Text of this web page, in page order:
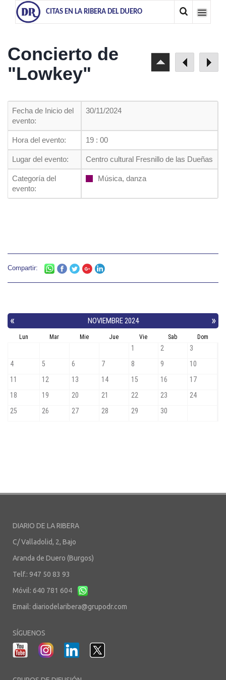
CITAS EN LA RIBERA DEL DUERO
Concierto de
"Lowkey"
Fecha de Inicio del
evento:
30/11/2024
Hora del evento: 19 : 00
Lugar del evento: Centro cultural Fresnillo de las Dueñas
Categoría del
evento:
Música, danza
Compartir:
DIARIO DE LA RIBERA
C/ Valladolid, 2, Bajo
Aranda de Duero (Burgos)
Telf.: 947 50 83 93
Móvil: 640 781 604
Email: diariodelaribera@grupodr.com
SÍGUENOS